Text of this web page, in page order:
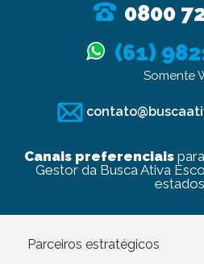
0800
(61)
Somente
Canais preferenciais
Gestor da Busca Ativa
Parceiros estratégicos